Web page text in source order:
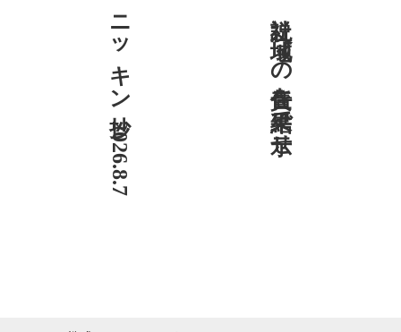
ニッキン抄 2026.8.7 社説 地域への責任を結果で示せ